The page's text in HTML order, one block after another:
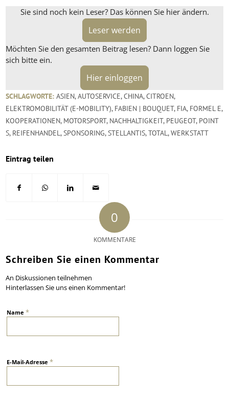
Sie sind noch kein Leser? Das können Sie hier ändern.
Leser werden
Möchten Sie den gesamten Beitrag lesen? Dann loggen Sie
sich bitte ein.
Hier einloggen
SCHLAGWORTE: ASIEN,AUTOSERVICE,CHINA,CITROEN,
ELEKTROMOBILITÄT (E-MOBILITY), FABIEN | BOUQUET, FIA, FORMEL E,
KOOPERATIONEN, MOTORSPORT, NACHHALTIGKEIT, PEUGEOT, POINT
S, REIFENHANDEL,SPONSORING,STELLANTIS,TOTAL,WERKSTATT
Eintrag teilen
0
KOMMENTARE
Schreiben Sie einen Kommentar
An Diskussionen teilnehmen
Hinterlassen Sie uns einen Kommentar!
Name*
E-Mail-Adresse*